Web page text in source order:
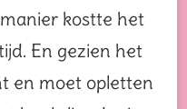
kostte het
En gezien het
en moet opletten